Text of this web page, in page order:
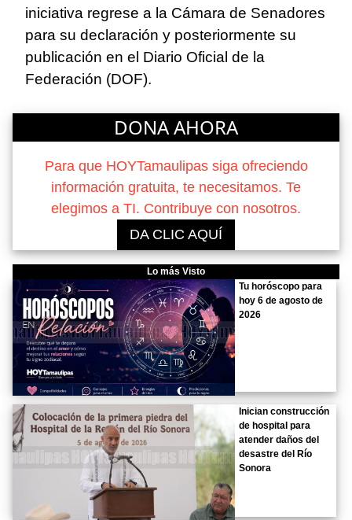
iniciativa regrese a la Cámara de Senadores
para su declaración y posteriormente su
publicación en el Diario Oficial de la
Federación (DOF).
DONA AHORA
Para que HOYTamaulipas siga ofreciendo
información gratuita, te necesitamos. Te
elegimos a TI. Contribuye con nosotros.
DA CLIC AQUÍ
Lo más Visto
Tu horóscopo para
hoy 6 de agosto de
2026
Inician construcción
de hospital para
atender daños del
desastre del Río
Sonora